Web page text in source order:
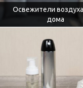
Освежители
дома